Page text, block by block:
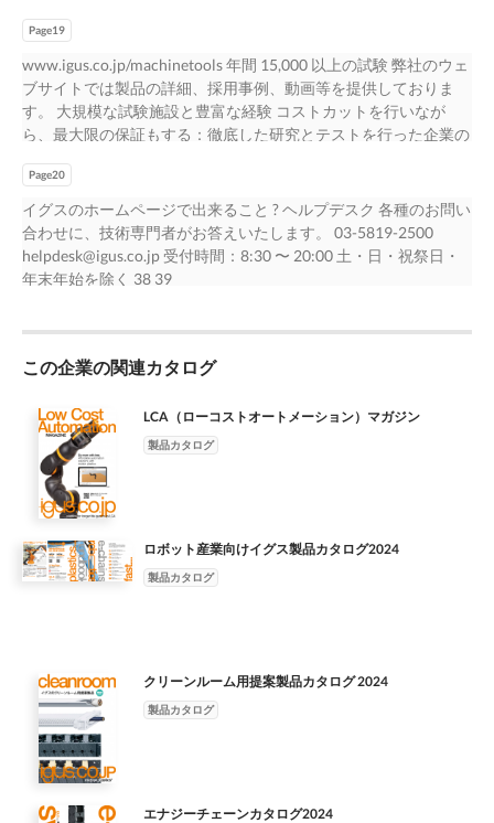
ネルギー 状態で 1,000 万サイクルの耐久試験をクリアしていま
す。24 種類のメーカー 供給システムはより複雑になります。コ
ンパクト、効率的で軽 のコネクタ 4,000 種以上を揃えておりま
す。 量というような難易度が高い設計も最近の傾向でありま
す。 サーボ、動力、信号 / エンコーダケーブル エネルギー供給
システムの設計は、機械設計者、電気設計者、 小口注文や梱包
ングや調整が必 ご要望に合わせて１cm 単位で切断 要になり、ま
た、部署間の共通の問題では、二度手間が発生 最小曲げ半径
7.5×d から したりと非効率です。世界的な競争が激しい中、この
ように 在庫管理費用を抑えて、キャッシュフローを増やす 貴重
な時間が失われていきます。一方工程にかかるコストは 増えて
ビス ていくので、効率の良いプロジェクトマネジメントが最高
品質で約束されます。 作機械向けに、取付部品を含むエネルギ
ー供給システム、ま たはベアリング技術を無料にて設計いたし
ます。 オープンスペースについての詳細はこちらから
www.igus.co.jp/openspace 28 29
CFBUS.001 % 信号を送るチェーンフレックス M は、コスト削減
に理想的な 耐薬品性が必要な場合 CF898.001 57 お得！ ケーブル
です。チェーンフレックス M は耐油性で、曲げ半径 最小曲げ半
径 : 12.5× ケーブル外径 www.igus.co.jp/chainflex 12.5×d から、コ
ントロール、動力、サーボ、エンコーダ、デー タ、バスケーブ
ルを備えています。 以下の場合は他のケーブルをお勧めします
最小曲げ半径で高加速を必要とする場合 検証済み 製品寿命の延
長、高加速度、小さな曲げ半径を技術的に求められ 最小曲げ半
径 : 7.5× ケーブル外径 る場合、チェーンフレックスの製品群がお
役にたてます。1,244 高加速対応で使用する場合 イグス本社（ド
イツ・ケルン）にある試験施設でテスト済みです 種のケーブル
を最小曲げ半径 3.8×d からそろえています。 長いストローク ね
験：寿命テスト曲げ半径 75 ｍｍで 6,600 万往復の耐久性を実
もの 大規模な自社試験施設において 700 以上のケーブルテスト
う点で信頼を得ています。この「軽 量化」は同じ大きさの他製
品よりも 30％軽量化できることであり、かつ堅牢 性も備えてい
ます。「軽量化」することによって、ドライブ駆動力は小さく、
コストは低く済みます。また、エネルギー消費を削減できるので
効率化を促進 し、より小型なモーターが使えるコンパクトな設
減に貢献します。高品質な外被素材 と絶縁材を使用しているの
で、５～ 30 パーセントの重量削減を実現。このこ とによって、
駆動力は 17 パーセント削減されます。耐摩耗性の高品質外被素
材は特にコンパクトな押し出し成形を可能にし、結果として 18
パーセントの 重量削減を実現。さらに、絶縁材にも高品質素材
を使用する場合、小さい電力 横断力で高い電力性能を可能にし
www.igus.co.jp/energyefficient エナジーチェーンを使用した「環
境に考慮した」自動化を行うことで、節約の可能性を広げられま
す。 例：板金製造での使用 エナジーチェーンおよびケーブル
は、環境にやさしく、 利点： 高速で経済的、また、エネルギー
効率に優れており最大 ● エネルギー節約は会計的にも地球環境に
も優しい 57％までの消費電力を低減 ● 小さいモーターほど、小
さい動力で済む エナジーチェーンはエネルギー、データ、媒体
を機械や設備 ● 小型でコストが低い制御モジュールで済む に運
ぶだけではなく、 エネルギー消費にも影響を与えます。 ● 機械
と設備の小型化 P4 シリーズ どれくらいの押力と引力、つまり駆
動力で動くか？高い強度 -57% をもつ設計ながら、最小限のエネ
ルギー消費、可能な限り省 スペースのモーター、周波数コンバ
よって、エネルギー効率とコストパフォーマ -17% ンスが良くな
ります。 チェーンフレックス -17% 標準 100% エネルギー効率の
良いエナジーチェーン P4 は走行の代わりにローリング 34 35 H =
ab 258 mm
Page19
www.igus.co.jp/machinetools 年間 15,000 以上の試験 弊社のウェ
ブサイトでは製品の詳細、採用事例、動画等を提供しておりま
す。 大規模な試験施設と豊富な経験 コストカットを行いなが
ら、最大限の保証もする：徹底した研究とテストを行った企業の
（2,750 ㎡）の試験施設内にある 107 のテスト装置で年間 20 億
回以上のストローク試験が行われています。 イグス製品は実際
の生産現場で行われる試験にクリアします、なぜなら倉庫から出
荷される前にすでにテスト済みだからです。 www.igus.co.jp/test
www.igus.co.jp/quickchain100 どんなことでも、どんな量でも
ートが適した製品を提示します。コンフィギュレータ、製品寿
ンラインツールはこちらのページにございます。 ト業界、私ど
もはご要望にそったサポ ートを提供しております。 多様な業界
で多くの経験を積み、多く 業界最大規模の試験施設 業界最大
（2,750 ㎡）の試験施設内 イグス本社（ドイツ・ケルン）にある
大規模な試験施設では のデータを持つイグスだからこそでき で
ボロジーの試験を行っています。 ることです。 が行われていま
す。 www.igus.co.jp/industries RoHS イグスの品質保証 ポリマー
とってのエキスパートパートナー このデータベースにより、ア
プリケーショ 50 年以上にわたり、私どもは「モーションプラス
チック 革 軸受は軽量であり、車両や航空機などの燃費や二酸化
炭素排 であり、信頼性に富むサプライヤーとして ンに適した製
品を正確に選定することがで 新的な樹脂製可動部品」という１
つのビジョンとともに成長 出量の削減に貢献します。また、こ
Page20
イグスのホームページで出来ること ? ヘルプデスク 各種のお問い
合わせに、技術専門者がお答えいたします。 03-5819-2500
helpdesk@igus.co.jp 受付時間：8:30 〜 20:00 土・日・祝祭日・
年末年始を除く 38 39
この企業の関連カタログ
LCA（ローコストオートメーション）マガジン
製品カタログ
ロボット産業向けイグス製品カタログ2024
製品カタログ
クリーンルーム用提案製品カタログ 2024
製品カタログ
エナジーチェーンカタログ2024